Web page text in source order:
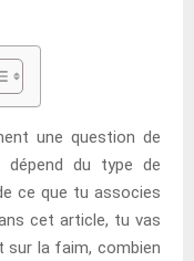
une question de
dépend du type de
ce que tu associes
cet article, tu vas
sur la faim, combien